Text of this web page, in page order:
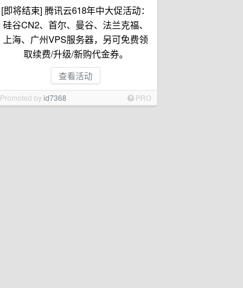
[即将结束] 腾讯云618年中大促活动：
硅谷CN2、首尔、曼谷、法兰克福、
上海、广州VPS服务器，另可免费领
取续费/升级/新购代金券。
查看活动
Promoted byid7368 PRO